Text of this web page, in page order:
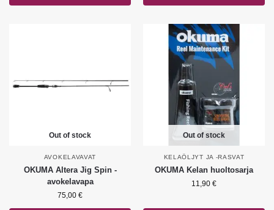
Out of stock
AVOKELAVAVAT
OKUMA Altera Jig Spin -
avokelavapa
75,00 €
Out of stock
KELAÖLJYT JA -RASVAT
OKUMA Kelan huoltosarja
11,90 €